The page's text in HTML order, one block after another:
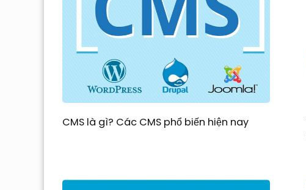
CMS là gì? Các CMS phổ biến hiện nay